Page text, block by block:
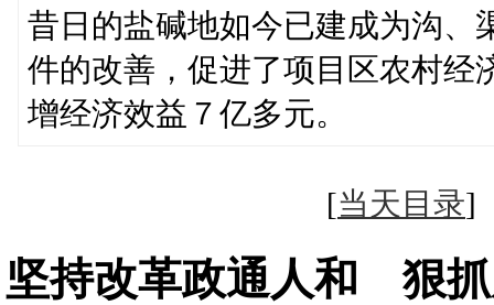
昔日的盐碱地如今已建成为沟、
件的改善，促进了项目区农村经
增经济效益７亿多元。
[当天目录
坚持改革政通人和 狠